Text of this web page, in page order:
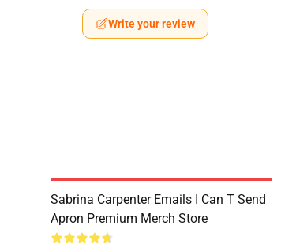
Write your review
Sabrina Carpenter Emails I Can T Send
Apron Premium Merch Store